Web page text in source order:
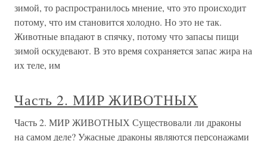
зимой, то распространилось мнение, что это происходит
потому, что им становится холодно. Но это не так.
Животные впадают в спячку, потому что запасы пищи
зимой оскудевают. В это время сохраняется запас жира на
их теле, им
Часть 2. МИР ЖИВОТНЫХ
Часть 2. МИР ЖИВОТНЫХ Существовали ли драконы
на самом деле? Ужасные драконы являются персонажами